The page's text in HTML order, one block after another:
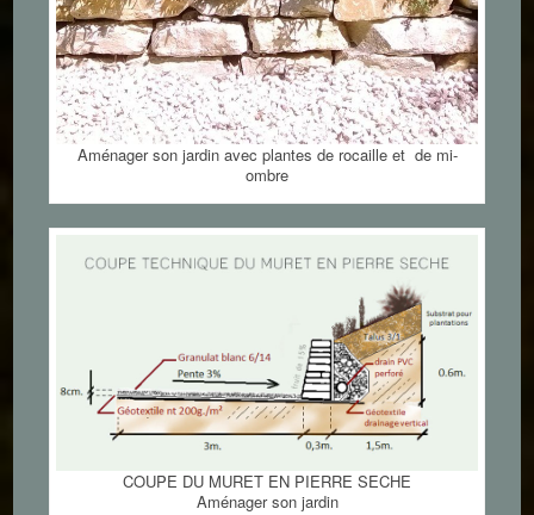
Aménager son jardin avec plantes de rocaille et de mi-
ombre
COUPE DU MURET EN PIERRE SECHE
Aménager son jardin